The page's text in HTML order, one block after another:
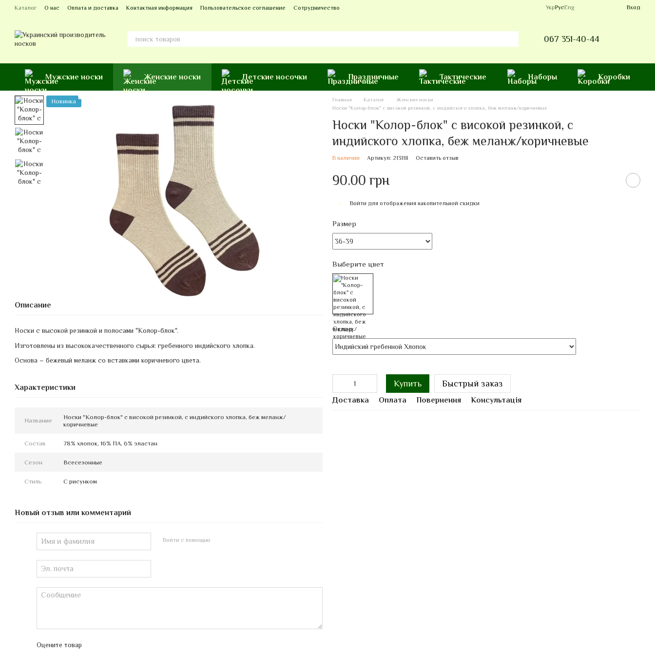
Перейти к основному контенту
Каталог О нас Оплата и доставка Контактная информация Пользовательское соглашение Сотрудничество УкрРусEng Вход
067 351-40-44
Мужские носки Женские носки Детские носочки Праздничные Тактические Наборы Коробки
Новинка
Описание
Носки с высокой резинкой и полосами "Колор-блок".
Изготовлены из высококачественного сырья:гребенногоиндийского хлопка.
Основа – бежевый меланж со вставками коричневого цвета.
Характеристики
Название
Носки "Колор-блок" с високой резинкой, с индийского хлопка, беж меланж/
коричневые
Состав 78% хлопок, 16% ПА, 6% эластан
Сезон Всесезонные
Стиль С рисунком
Новый отзыв или комментарий
Войти с помощью
Оцените товар
Главная Каталог
Женские носки
Носки "Колор-блок" с високой резинкой, с индийского хлопка, беж меланж/коричневые
Носки "Колор-блок" с високой резинкой, с
индийского хлопка, беж меланж/коричневые
В наличии Артикул: 213118 Оставить отзыв
90.00 грн
% Войти для отображения накопительной скидки
Размер
Выберите цвет
Склад
Купить Быстрый заказ
Доставка Оплата Повернення Консультація